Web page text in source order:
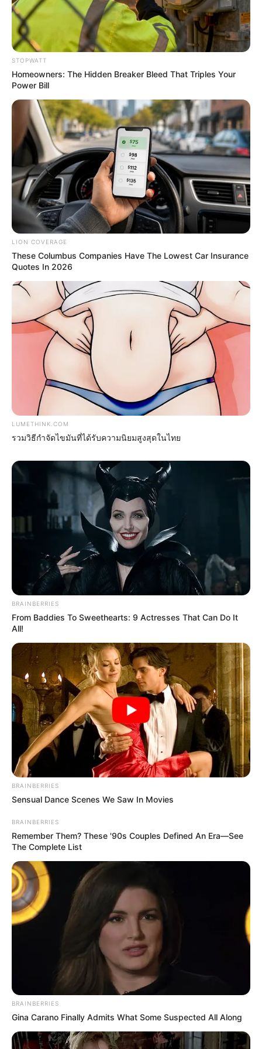
The Way You Sit Could Expose Your True
Personality
BRAINBERRIES
Surgeons: This Simple Method Ends Joint Pain &
Arthritis! Try It!
FORGE BODY
Japan's Oldest Doctors Say Memory Loss Isn't
Age: Just Stop Eating These 3 Foods
NEUROMIND PRO
Japan's Greatest Doctors Say Memory Loss Isn't
Age: Just Stop Drinking These 3 Beverages
NEUROMIND PRO
$20,000 In Personal Debt? You're Being Bleed Dry
Every Single Month
JG WENTWORTH
STOPWATT
Homeowners: The Hidden Breaker Bleed That Triples Your
Power Bill
LION COVERAGE
These Columbus Companies Have The Lowest Car Insurance
Quotes In 2026
LUMETHINK.COM
รวมวิธีกำจัดไขมันที่ได้รับความนิยมสูงสุดในไทย
BRAINBERRIES
From Baddies To Sweethearts: 9 Actresses That Can Do It
All!
BRAINBERRIES
Sensual Dance Scenes We Saw In Movies
BRAINBERRIES
Remember Them? These '90s Couples Defined An Era—See
The Complete List
BRAINBERRIES
Gina Carano Finally Admits What Some Suspected All Along